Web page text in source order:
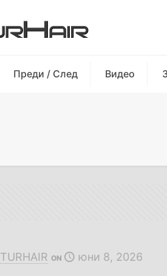
Преди / След Видео
TURHAIR ON юни 8, 2026